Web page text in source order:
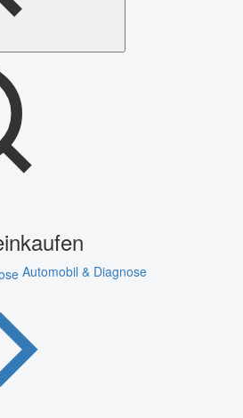
Automobil & Diagnose